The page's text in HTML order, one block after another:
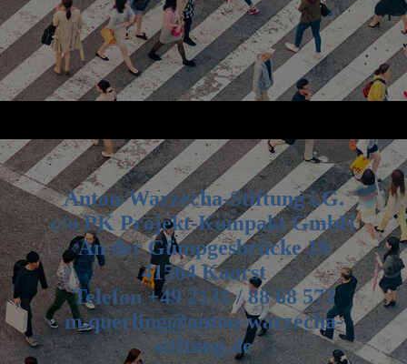
Anton-Warzecha-Stiftung i.G.
c/o PK Projekt-Kompakt GmbH
An der Gümpgesbrücke 19
41564 Kaarst
Telefon +49 2131 / 88 68 573
m.querling@anton-warzecha-
stiftung.de